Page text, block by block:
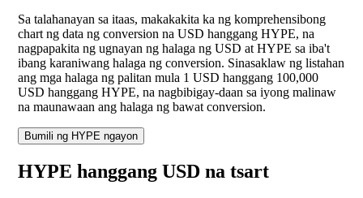
Sa talahanayan sa itaas, makakakita ka ng komprehensibong
chart ng data ng conversion na USD hanggang HYPE, na
nagpapakita ng ugnayan ng halaga ng USD at HYPE sa iba't
ibang karaniwang halaga ng conversion. Sinasaklaw ng listahan
ang mga halaga ng palitan mula 1 USD hanggang 100,000
USD hanggang HYPE, na nagbibigay-daan sa iyong malinaw
na maunawaan ang halaga ng bawat conversion.
Bumili ng HYPE ngayon
HYPE hanggang USD na tsart